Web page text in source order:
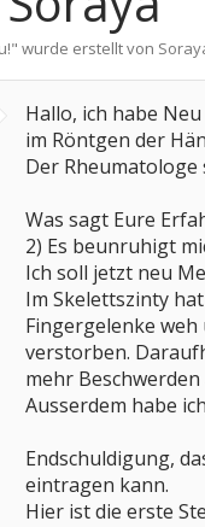
" wurde erstellt von
Hallo, ich habe
im Röntgen der
Der Rheumatologe
Was sagt Eure
2) Es beunruhigt
Ich soll jetzt neu
Im Skelettszinty
Fingergelenke
verstorben.
mehr
Ausserdem habe
Endschuldigung,
eintragen kann.
Hier ist die erste